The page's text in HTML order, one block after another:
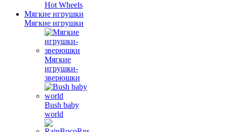
Hot Wheels
Мягкие игрушки
Мягкие игрушки
Мягкие
игрушки-
зверюшки
Bush baby
world